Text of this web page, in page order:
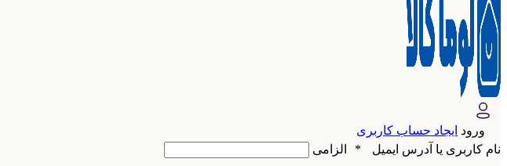
ورود ایجاد حساب کاربری
نام کاربری یا آدرس ایمیل
* الزامی